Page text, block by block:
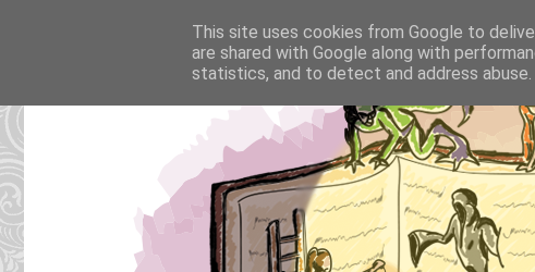
This site uses cookies from Google to
are shared with Google along with
statistics, and to detect and address abuse.